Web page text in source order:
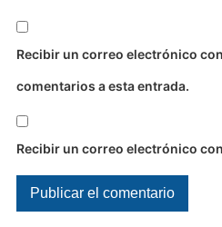
Recibir un correo electrónico
comentarios a esta entrada.
Recibir un correo electrónico